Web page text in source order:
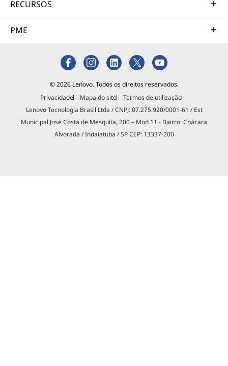
RECURSOS
PME
© 2026 Lenovo. Todos os direitos reservados.
Privacidade
Mapa do site
Termos de utilização
Lenovo Tecnologia Brasil Ltda / CNPJ: 07.275.920/0001-61 / Est
Municipal José Costa de Mesquita, 200 – Mod 11 - Bairro: Chácara
Alvorada / Indaiatuba / SP CEP: 13337-200